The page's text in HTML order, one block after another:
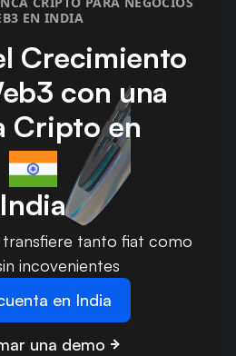
EN INDIA
Crecimiento
con una
Cripto en
India
transfiere tanto fiat como
incovenientes
en India
una demo